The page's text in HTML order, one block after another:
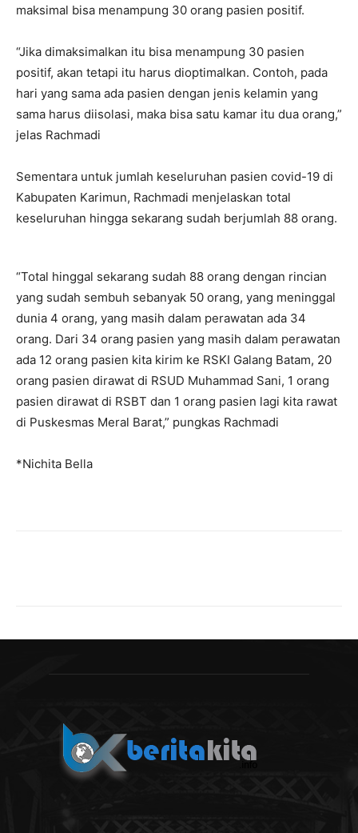
maksimal bisa menampung 30 orang pasien positif.
“Jika dimaksimalkan itu bisa menampung 30 pasien
positif, akan tetapi itu harus dioptimalkan. Contoh, pada
hari yang sama ada pasien dengan jenis kelamin yang
sama harus diisolasi, maka bisa satu kamar itu dua orang,”
jelas Rachmadi
Sementara untuk jumlah keseluruhan pasien covid-19 di
Kabupaten Karimun, Rachmadi menjelaskan total
keseluruhan hingga sekarang sudah berjumlah 88 orang.
“Total hinggal sekarang sudah 88 orang dengan rincian
yang sudah sembuh sebanyak 50 orang, yang meninggal
dunia 4 orang, yang masih dalam perawatan ada 34
orang. Dari 34 orang pasien yang masih dalam perawatan
ada 12 orang pasien kita kirim ke RSKI Galang Batam, 20
orang pasien dirawat di RSUD Muhammad Sani, 1 orang
pasien dirawat di RSBT dan 1 orang pasien lagi kita rawat
di Puskesmas Meral Barat,” pungkas Rachmadi
*Nichita Bella